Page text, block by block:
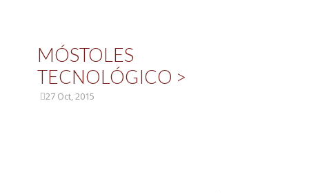
MÓSTOLES
TECNOLÓGICO >
27 Oct, 2015